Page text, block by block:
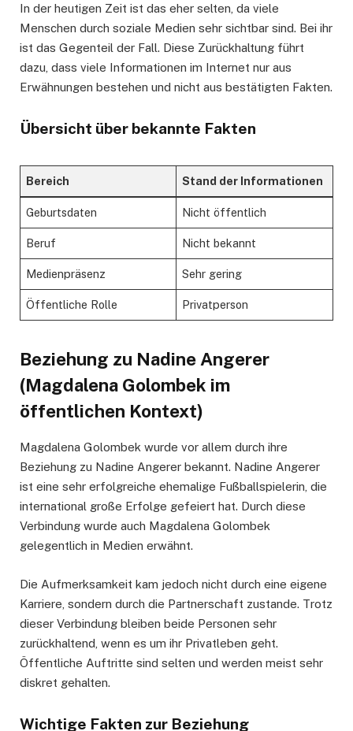
In der heutigen Zeit ist das eher selten, da viele
Menschen durch soziale Medien sehr sichtbar sind. Bei ihr
ist das Gegenteil der Fall. Diese Zurückhaltung führt
dazu, dass viele Informationen im Internet nur aus
Erwähnungen bestehen und nicht aus bestätigten Fakten.
Übersicht über bekannte Fakten
Bereich Stand der Informationen
Geburtsdaten Nicht öffentlich
Beruf Nicht bekannt
Medienpräsenz Sehr gering
Öffentliche Rolle Privatperson
Beziehung zu Nadine Angerer
(Magdalena Golombek im
öffentlichen Kontext)
Magdalena Golombek wurde vor allem durch ihre
Beziehung zu Nadine Angerer bekannt. Nadine Angerer
ist eine sehr erfolgreiche ehemalige Fußballspielerin, die
international große Erfolge gefeiert hat. Durch diese
Verbindung wurde auch Magdalena Golombek
gelegentlich in Medien erwähnt.
Die Aufmerksamkeit kam jedoch nicht durch eine eigene
Karriere, sondern durch die Partnerschaft zustande. Trotz
dieser Verbindung bleiben beide Personen sehr
zurückhaltend, wenn es um ihr Privatleben geht.
Öffentliche Auftritte sind selten und werden meist sehr
diskret gehalten.
Wichtige Fakten zur Beziehung